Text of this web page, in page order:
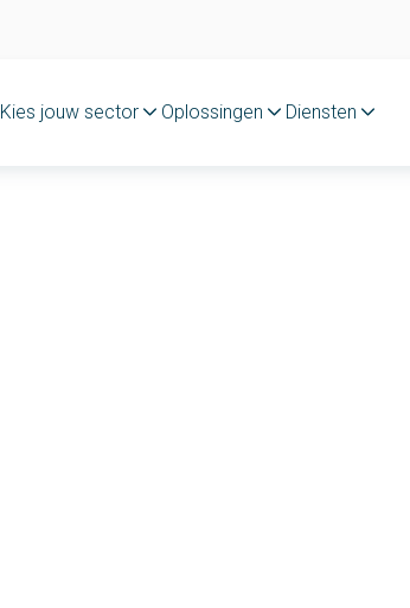
Kies jouw sector Oplossingen Diensten